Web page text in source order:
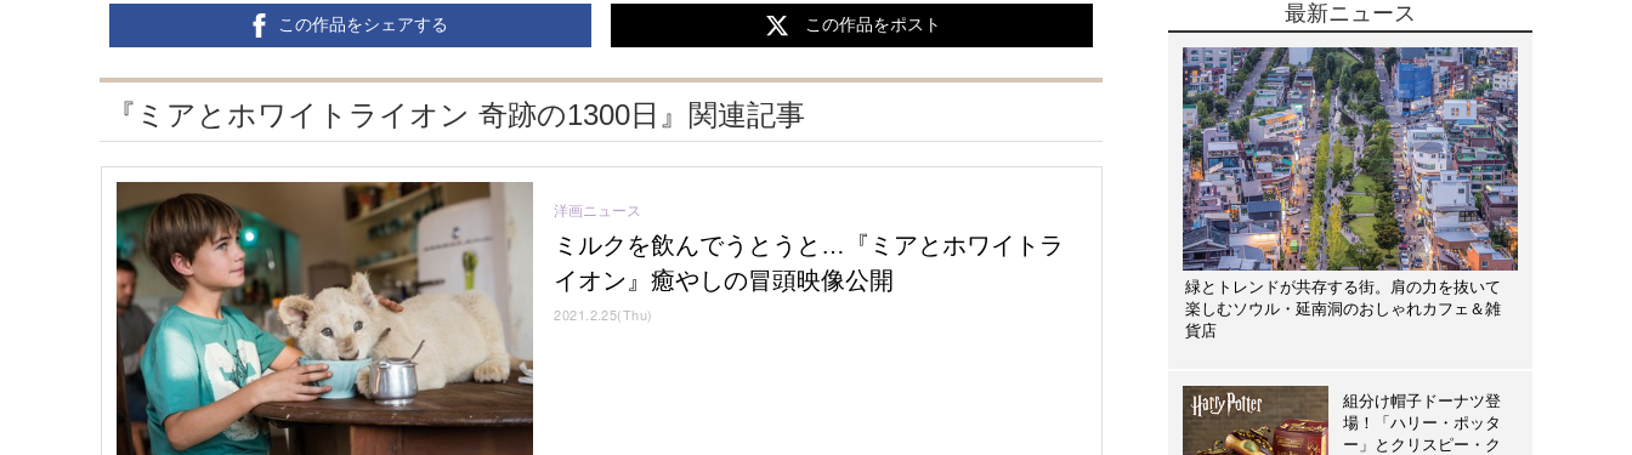
この作品をシェアする この作品をポスト
『ミアとホワイトライオン 奇跡の1300日』関連記事
洋画ニュース
ミルクを飲んでうとうと…『ミアとホワイトラ
イオン』癒やしの冒頭映像公開
2021.2.25(Thu)
最新ニュース
緑とトレンドが共存する街。肩の力を抜いて
楽しむソウル・延南洞のおしゃれカフェ＆雑
貨店
組分け帽子ドーナツ登
場！「ハリー・ポッタ
ー」とクリスピー・ク